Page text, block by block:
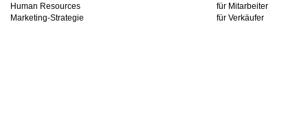
Human Resources
Marketing-Strategie
für Mitarbeiter
für Verkäufer